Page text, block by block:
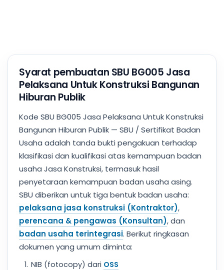
Syarat pembuatan SBU BG005 Jasa
Pelaksana Untuk Konstruksi Bangunan
Hiburan Publik
Kode SBU BG005 Jasa Pelaksana Untuk Konstruksi
Bangunan Hiburan Publik — SBU / Sertifikat Badan
Usaha adalah tanda bukti pengakuan terhadap
klasifikasi dan kualifikasi atas kemampuan badan
usaha Jasa Konstruksi, termasuk hasil
penyetaraan kemampuan badan usaha asing.
SBU diberikan untuk tiga bentuk badan usaha:
pelaksana jasa konstruksi (Kontraktor),
perencana & pengawas (Konsultan), dan
badan usaha terintegrasi. Berikut ringkasan
dokumen yang umum diminta:
NIB (fotocopy) dari OSS